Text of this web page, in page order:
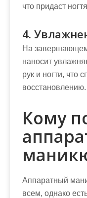
что придаст
4.
На
наносит
рук и ногти, что
восстановлению.
Кому
Аппаратный
всем, однако